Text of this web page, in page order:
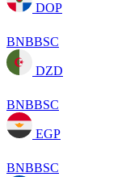
DOP
BNBBSC
DZD
BNBBSC
EGP
BNBBSC